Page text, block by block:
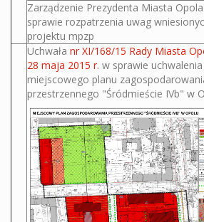
Zarządzenie Prezydenta Miasta
sprawie rozpatrzenia uwag
projektu mpzp
Uchwała nr XI/168/15 Rady Miasta
28 maja 2015 r. w sprawie uchwalenia
miejscowego planu
przestrzennego "Śródmieście IVb" w